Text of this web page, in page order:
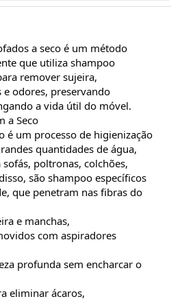
a seco é um método
que utiliza shampoo
remover sujeira,
e odores, preservando
a vida útil do móvel.
a Seco
é um processo de higienização
quantidades de água,
poltronas, colchões,
são shampoo específicos
que penetram nas fibras do
e manchas,
com aspiradores
profunda sem encharcar o
eliminar ácaros,